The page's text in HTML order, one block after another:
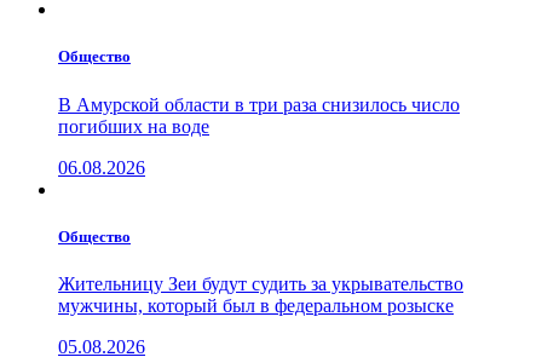
Общество
В Амурской области в три раза снизилось число
погибших на воде
06.08.2026
Общество
Жительницу Зеи будут судить за укрывательство
мужчины, который был в федеральном розыске
05.08.2026